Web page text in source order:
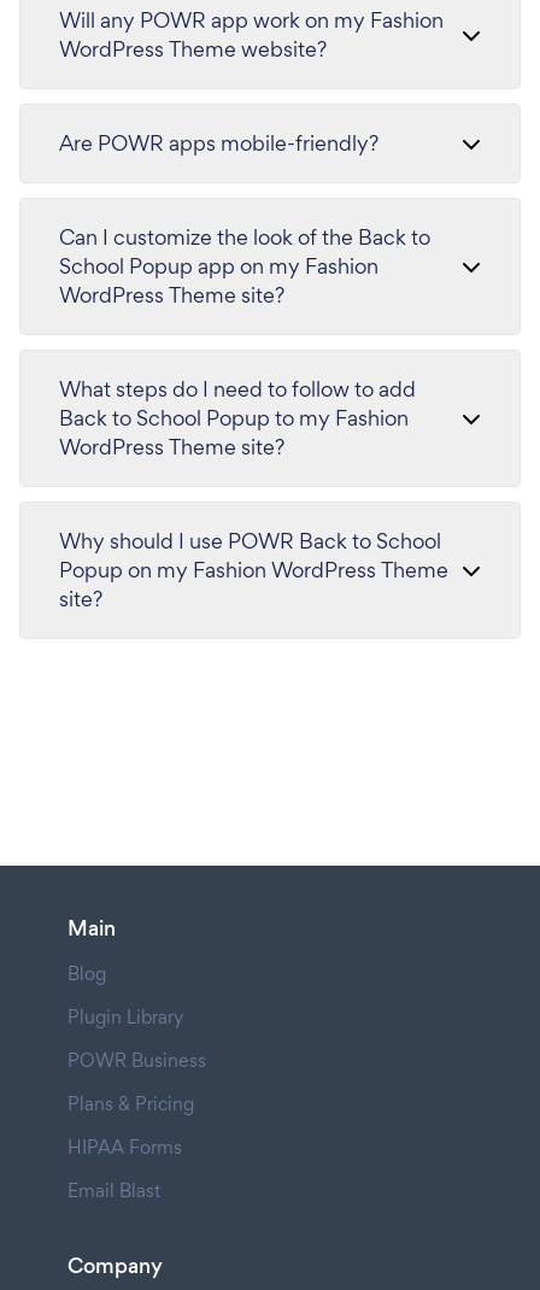
Will any POWR app work on my Fashion
WordPress Theme website?
Are POWR apps mobile-friendly?
Can I customize the look of the Back to
School Popup app on my Fashion
WordPress Theme site?
What steps do I need to follow to add
Back to School Popup to my Fashion
WordPress Theme site?
Why should I use POWR Back to School
Popup on my Fashion WordPress Theme
site?
Main
Blog
Plugin Library
POWR Business
Plans & Pricing
HIPAA Forms
Email Blast
Company